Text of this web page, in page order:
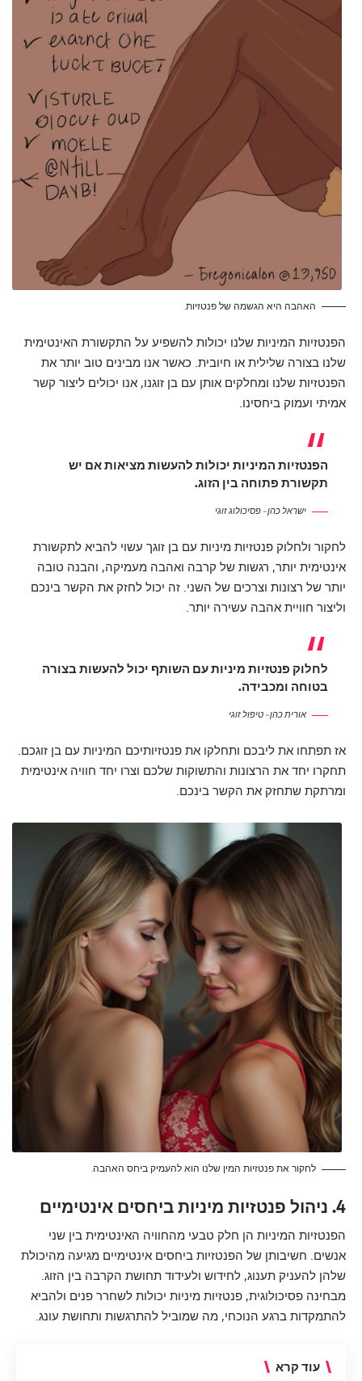
האהבה היא הגשמה של פנטזיות.
הפנטזיות המיניות שלנו יכולות להשפיע על התקשורת האינטימית
שלנו בצורה שלילית או חיובית. כאשר אנו מבינים טוב יותר את
הפנטזיות שלנו ומחלקים אותן עם בן זוגנו, אנו יכולים ליצור קשר
אמיתי ועמוק ביחסינו.
הפנטזיות המיניות יכולות להעשות מציאות אם יש
תקשורת פתוחה בין הזוג.
ישראל כהן – פסיכולוג זוגי
לחקור ולחלוק פנטזיות מיניות עם בן זוגך עשוי להביא לתקשורת
אינטימית יותר, רגשות של קרבה ואהבה מעמיקה, והבנה טובה
יותר של רצונות וצרכים של השני. זה יכול לחזק את הקשר בינכם
וליצור חוויית אהבה עשירה יותר.
לחלוק פנטזיות מיניות עם השותף יכול להעשות בצורה
בטוחה ומכבידה.
אורית כהן – טיפול זוגי
אז תפתחו את ליבכם ותחלקו את פנטזיותיכם המיניות עם בן זוגכם.
תחקרו יחד את הרצונות והתשוקות שלכם וצרו יחד חוויה אינטימית
ומרתקת שתחזק את הקשר בינכם.
לחקור את פנטזיות המין שלנו הוא להעמיק ביחס האהבה.
4. ניהול פנטזיות מיניות ביחסים אינטימיים
הפנטזיות המיניות הן חלק טבעי מהחוויה האינטימית בין שני
אנשים. חשיבותן של הפנטזיות ביחסים אינטימיים מגיעה מהיכולת
שלהן להעניק תענוג, לחידוש ולעידוד תחושת הקרבה בין הזוג.
מבחינה פסיכולוגית, פנטזיות מיניות יכולות לשחרר פנים ולהביא
להתמקדות ברגע הנוכחי, מה שמוביל להתרגשות ותחושת עונג.
עוד קרא